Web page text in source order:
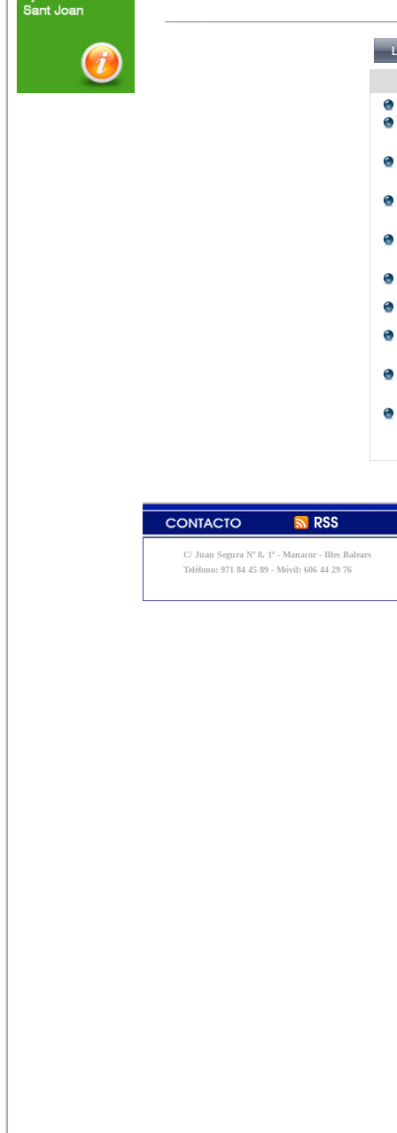
C/ Juan Segura Nº 8, 1º - Manacor - Illes Balears
Teléfono: 971 84 45 89 - Móvil: 606 44 29 76